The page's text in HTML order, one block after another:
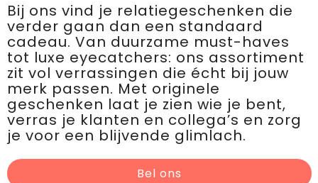
Bij ons vind je relatiegeschenken die
verder gaan dan een standaard
cadeau. Van duurzame must-haves
tot luxe eyecatchers: ons assortiment
zit vol verrassingen die écht bij jouw
merk passen. Met originele
geschenken laat je zien wie je bent,
verras je klanten en collega’s en zorg
je voor een blijvende glimlach.
Bel ons